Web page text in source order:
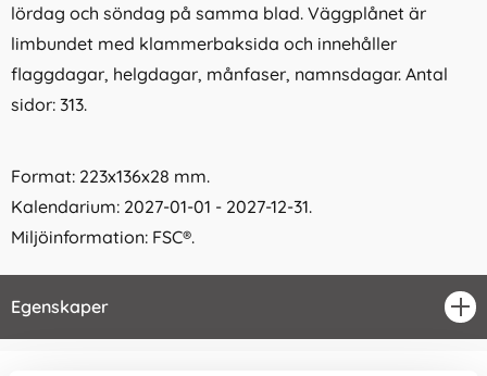
lördag och söndag på samma blad. Väggplånet är
limbundet med klammerbaksida och innehåller
flaggdagar, helgdagar, månfaser, namnsdagar. Antal
sidor: 313.
Format: 223x136x28 mm.
Kalendarium: 2027-01-01 - 2027-12-31.
Miljöinformation: FSC®.
Egenskaper